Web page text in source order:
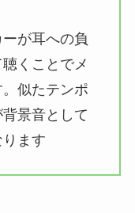
が耳への負
くことでメ
似たテンポ
景音として
ます